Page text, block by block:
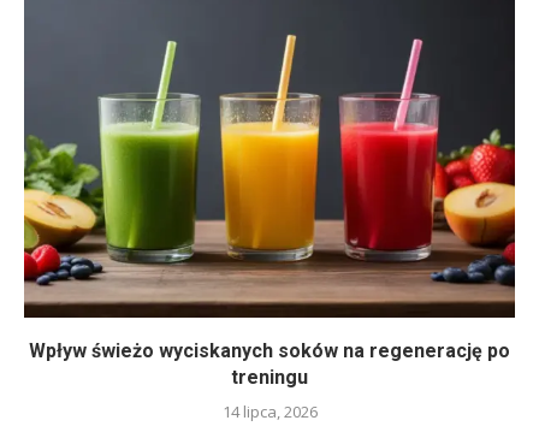
Wpływ świeżo wyciskanych soków na regenerację po
treningu
14 lipca, 2026